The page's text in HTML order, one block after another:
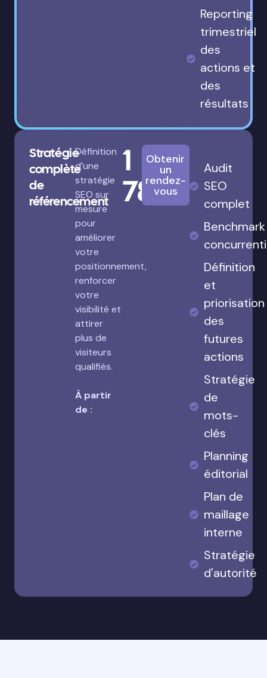
Reporting
trimestriel
des
actions et
des
résultats
Stratégie
complète
de
référencement
Définition
d’une
stratégie
SEO sur
mesure
pour
améliorer
votre
positionnement,
renforcer
votre
visibilité et
attirer
plus de
visiteurs
qualifiés.
À partir
de :
1
780€
Obtenir
un
rendez-
vous
Audit
SEO
complet
Benchmark
Définition
et
priorisation
des
futures
actions
Stratégie
de
mots-
clés
Planning
éditorial
Plan de
maillage
interne
Stratégie
d'autorité